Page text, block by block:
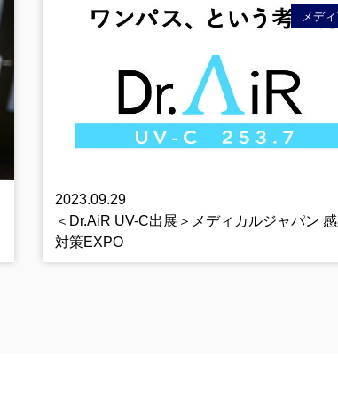
2023.09.29
＜Dr.AiR UV-C出展＞メディカルジャパン
対策EXPO
メデ